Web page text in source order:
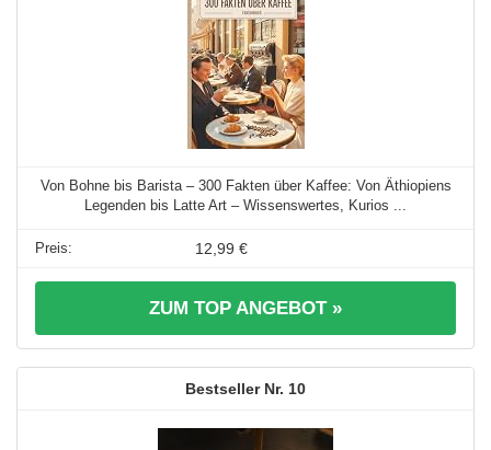
Von Bohne bis Barista – 300 Fakten über Kaffee: Von Äthiopiens
Legenden bis Latte Art – Wissenswertes, Kurios ...
12,99 €
ZUM TOP ANGEBOT »
10